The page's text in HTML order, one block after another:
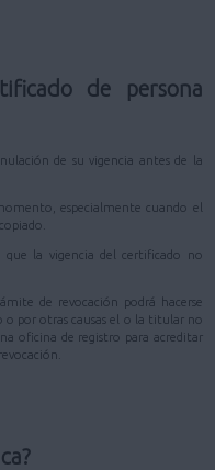
de persona
de su vigencia antes de la
especialmente cuando el
que la vigencia del certificado no
de revocación podrá hacerse
o por otras causas el o la titular no
oficina de registro para acreditar